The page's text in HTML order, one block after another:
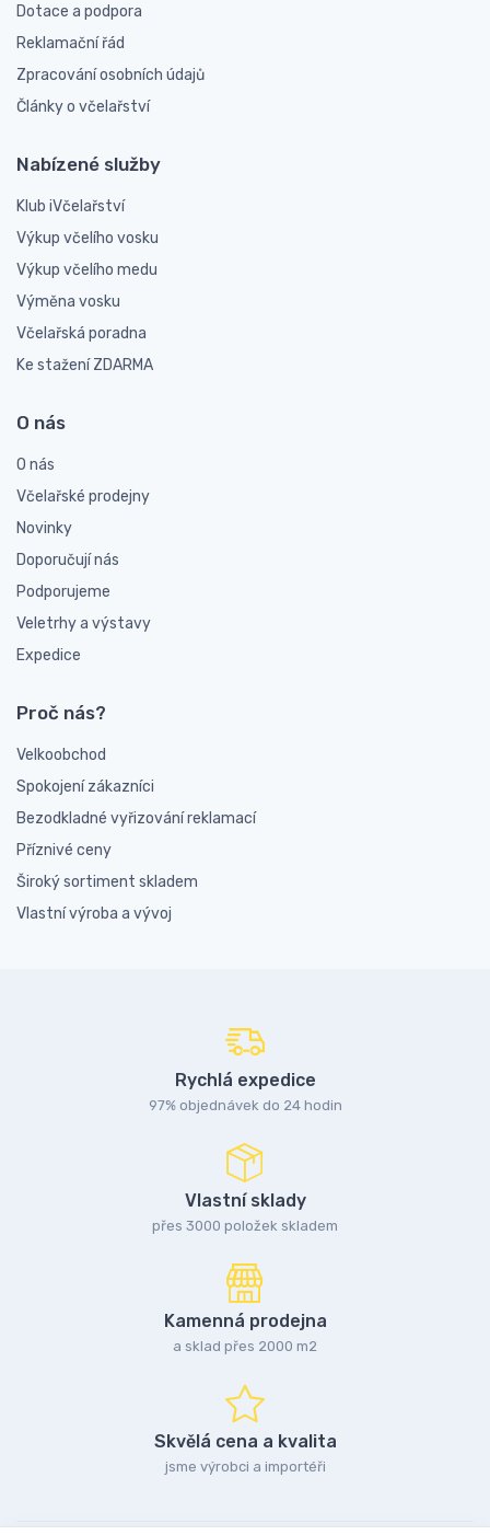
Dotace a podpora
Reklamační řád
Zpracování osobních údajů
Články o včelařství
Nabízené služby
Klub iVčelařství
Výkup včelího vosku
Výkup včelího medu
Výměna vosku
Včelařská poradna
Ke stažení ZDARMA
O nás
O nás
Včelařské prodejny
Novinky
Doporučují nás
Podporujeme
Veletrhy a výstavy
Expedice
Proč nás?
Velkoobchod
Spokojení zákazníci
Bezodkladné vyřizování reklamací
Příznivé ceny
Široký sortiment skladem
Vlastní výroba a vývoj
Rychlá expedice
97% objednávek do 24 hodin
Vlastní sklady
přes 3000 položek skladem
Kamenná prodejna
a sklad přes 2000 m2
Skvělá cena a kvalita
jsme výrobci a importéři